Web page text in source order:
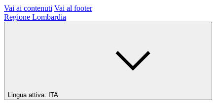
Vai ai contenuti Vai al footer
Regione Lombardia
Lingua attiva: ITA